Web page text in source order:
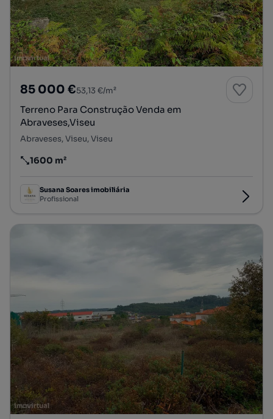
85 000 €53,13 €/m²
Terreno Para Construção Venda em
Abraveses,Viseu
Abraveses, Viseu, Viseu
Preço por metro quadrado
1600 m²
Susana Soares imobiliária
Profissional